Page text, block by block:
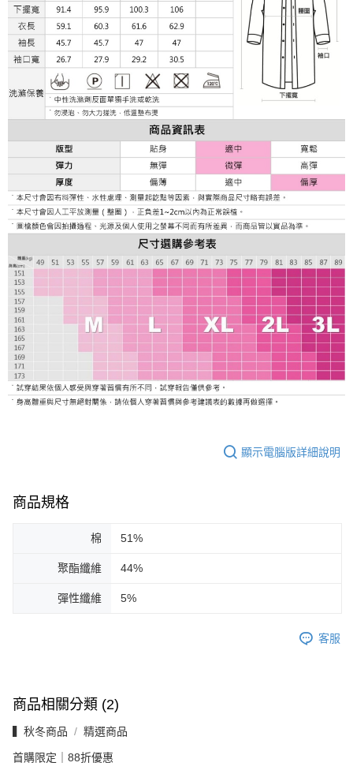
顯示電腦版詳細說明
商品規格
棉 51%
聚酯纖維 44%
彈性纖維 5%
客服
商品相關分類 (2)
▍秋冬商品 精選商品
首購限定｜88折優惠